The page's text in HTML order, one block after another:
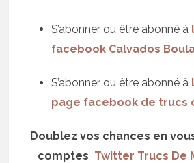
S’abonner ou être abonné à
facebook Calvados
S’abonner ou être abonné à
page facebook de trucs
Doublez vos chances en
comptes Twitter Trucs De